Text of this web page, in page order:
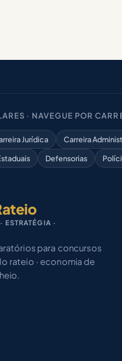
· NAVEGUE POR
Jurídica Carreira
Defensorias
ESTRATÉGIA ·
para concursos
rateio · economia de